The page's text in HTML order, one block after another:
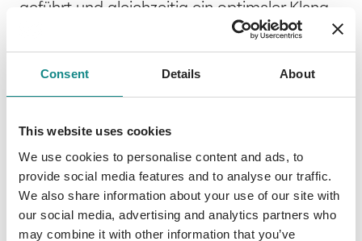
Consent Details About
This website uses cookies
We use cookies to personalise content and ads, to
provide social media features and to analyse our traffic.
We also share information about your use of our site with
our social media, advertising and analytics partners who
may combine it with other information that you’ve
geführt und gleichzeitig ein optimaler Klang
erreicht werden kann, egal ob sie zum Singen
oder Sprechen eingesetzt werden soll.
Fördern Sie neben der stimmbildnerischen
Funktion auch das gemeinsame Musizieren,
Aufführungsstücke das Repertoire Ihres
Ensembles erweitern. Einige Kanons
ermöglichen dabei sogar ein Kennenlernen
der sog. „Vocal Percussion“, Sprechsilben, die
ein Chorstück perkussiv unterstützen. Die